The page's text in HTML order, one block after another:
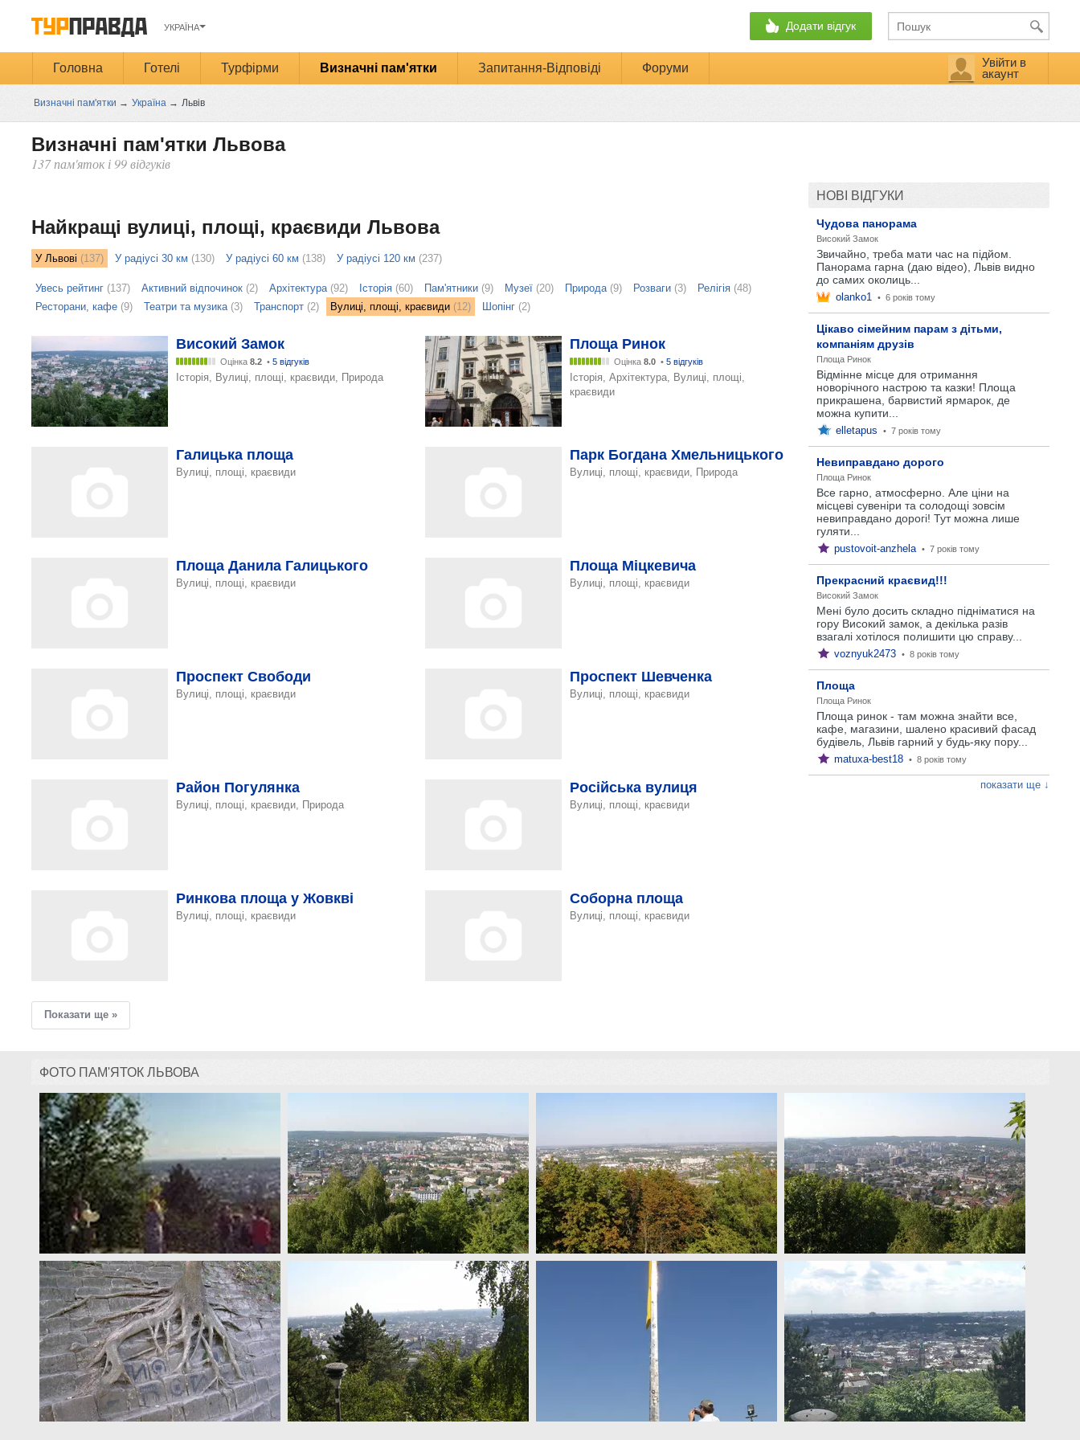
УКРАЇНА Додати відгук
Головна Готелі Турфірми Визначні пам'ятки Запитання-Відповіді Форуми
Увійти в
акаунт
Визначні пам'ятки → Україна → Львів
Визначні пам'ятки Львова
137 пам'яток і 99 відгуків
Найкращі вулиці, площі, краєвиди Львова
У Львові (137) У радіусі 30 км (130) У радіусі 60 км (138) У радіусі 120 км (237)
Увесь рейтинг(137) Активний відпочинок(2) Архітектура(92) Історія(60) Пам'ятники(9) Музеї(20) Природа(9) Розваги(3) Релігія(48)
Ресторани, кафе(9) Театри та музика(3) Транспорт(2) Вулиці, площі, краєвиди(12) Шопінг(2)
Високий Замок
Оцінка 8.2 • 5 відгуків
Історія, Вулиці, площі, краєвиди, Природа
Площа Ринок
Оцінка 8.0 • 5 відгуків
Історія, Архітектура, Вулиці, площі,
краєвиди
Галицька площа
Вулиці, площі, краєвиди
Парк Богдана Хмельницького
Вулиці, площі, краєвиди, Природа
Площа Данила Галицького
Вулиці, площі, краєвиди
Площа Міцкевича
Вулиці, площі, краєвиди
Проспект Свободи
Вулиці, площі, краєвиди
Проспект Шевченка
Вулиці, площі, краєвиди
Район Погулянка
Вулиці, площі, краєвиди, Природа
Російська вулиця
Вулиці, площі, краєвиди
Ринкова площа у Жовкві
Вулиці, площі, краєвиди
Соборна площа
Вулиці, площі, краєвиди
Показати ще »
НОВІ ВІДГУКИ
Чудова панорама
Високий Замок
Звичайно, треба мати час на підйом.
Панорама гарна (даю відео), Львів видно
до самих околиць...
olanko1 • 6 років тому
Цікаво сімейним парам з дітьми,
компаніям друзів
Площа Ринок
Відмінне місце для отримання
новорічного настрою та казки! Площа
прикрашена, барвистий ярмарок, де
можна купити...
elletapus • 7 років тому
Невиправдано дорого
Площа Ринок
Все гарно, атмосферно. Але ціни на
місцеві сувеніри та солодощі зовсім
невиправдано дорогі! Тут можна лише
гуляти...
pustovoit-anzhela • 7 років тому
Прекрасний краєвид!!!
Високий Замок
Мені було досить складно підніматися на
гору Високий замок, а декілька разів
взагалі хотілося полишити цю справу...
voznyuk2473 • 8 років тому
Площа
Площа Ринок
Площа ринок - там можна знайти все,
кафе, магазини, шалено красивий фасад
будівель, Львів гарний у будь-яку пору...
matuxa-best18 • 8 років тому
показати ще ↓
ФОТО ПАМ'ЯТОК ЛЬВОВА